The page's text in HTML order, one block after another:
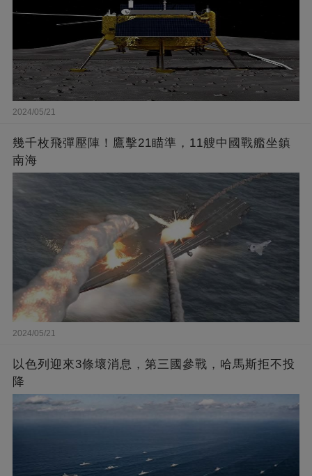
2024/05/21
幾千枚飛彈壓陣！鷹擊21瞄準，11艘中國戰艦坐鎮
南海
2024/05/21
以色列迎來3條壞消息，第三國參戰，哈馬斯拒不投
降